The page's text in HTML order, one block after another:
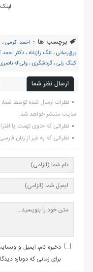
برچسب ها : احمد کرمی،
برق‌رسانی،تنگ رازیانه،دکتر
کلنگ زنی،گردشگری،ولی‌اله
ارسال نظر شما
نظرات ارسال شده توسط
سایت منتشر خواهد شد.
نظراتی که حاوی تهمت یا
نظراتی که به غیر از زبان
ذخیره نام، ایمیل و
برای زمانی که دوباره